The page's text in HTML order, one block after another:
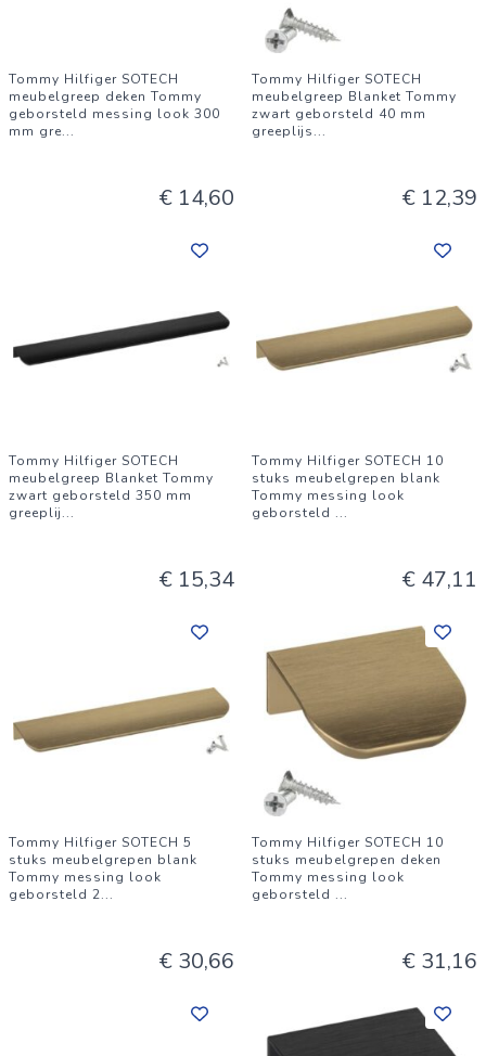
Tommy Hilfiger SOTECH
meubelgreep deken Tommy
geborsteld messing look 300
mm gre...
€ 14,60
Tommy Hilfiger SOTECH
meubelgreep Blanket Tommy
zwart geborsteld 40 mm
greeplijs...
€ 12,39
Tommy Hilfiger SOTECH
meubelgreep Blanket Tommy
zwart geborsteld 350 mm
greeplij...
€ 15,34
Tommy Hilfiger SOTECH 10
stuks meubelgrepen blank
Tommy messing look
geborsteld ...
€ 47,11
Tommy Hilfiger SOTECH 5
stuks meubelgrepen blank
Tommy messing look
geborsteld 2...
€ 30,66
Tommy Hilfiger SOTECH 10
stuks meubelgrepen deken
Tommy messing look
geborsteld ...
€ 31,16